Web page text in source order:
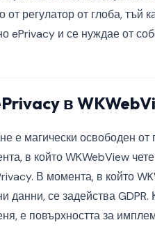
регулатор от глоба, тъй
ePrivacy и се нуждае от
в
е магически освободен
в който WKWebView
В момента, в който
данни, се задейства
е повърхността за